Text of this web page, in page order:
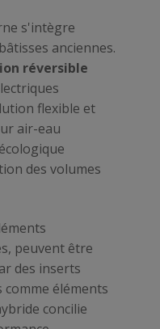
s'intègre
anciennes.
réversible
flexible et
air-eau
des volumes
peuvent être
des inserts
éléments
concilie